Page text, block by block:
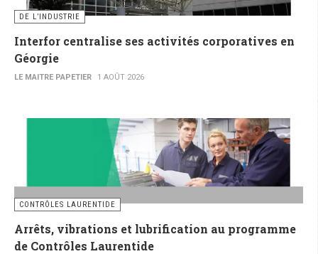
DE L’INDUSTRIE
Interfor centralise ses activités corporatives en
Géorgie
LE MAITRE PAPETIER 1 AOÛT 2026
CONTRÔLES LAURENTIDE
Arrêts, vibrations et lubrification au programme
de Contrôles Laurentide